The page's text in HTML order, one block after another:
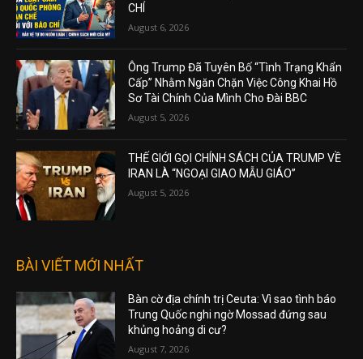
CHÍ
August 6, 2026
Ông Trump Đã Tuyên Bố “Tình Trạng Khẩn
Cấp” Nhằm Ngăn Chặn Việc Công Khai Hồ
Sơ Tài Chính Của Mình Cho Đài BBC
August 5, 2026
THẾ GIỚI GỌI CHÍNH SÁCH CỦA TRUMP VỀ
IRAN LÀ “NGOẠI GIAO MẪU GIÁO”
August 5, 2026
BÀI VIẾT MỚI NHẤT
Bàn cờ địa chính trị Ceuta: Vì sao tình báo
Trung Quốc nghi ngờ Mossad đứng sau
khủng hoảng di cư?
August 7, 2026